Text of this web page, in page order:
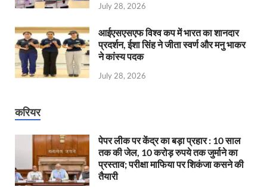
July 28, 2026
आईएसएसएफ विश्व कप में भारत का शानदार
प्रदर्शन, ईशा सिंह ने जीता स्वर्ण और मनु भाकर
ने कांस्य पदक
July 28, 2026
करियर
पेपर लीक पर केंद्र का बड़ा प्रहार : 10 साल
तक की जेल, 10 करोड़ रुपये तक जुर्माने का
प्रस्ताव; परीक्षा माफिया पर शिकंजा कसने की
तैयारी